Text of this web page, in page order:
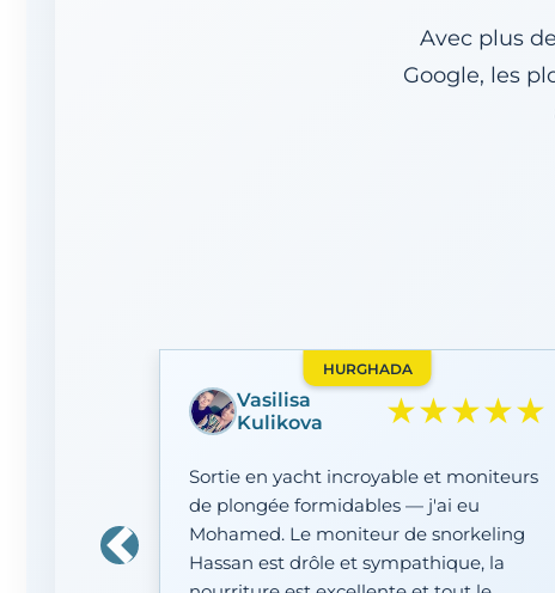
Avec plus
Google, les
HURGHADA
Haifa A ★★★★★
Une expérience plus que merveilleuse,
organisée du début à la fin. Un grand
merci à Hussein et Badri, et au
capitaine Shaaban pour son
Précédent